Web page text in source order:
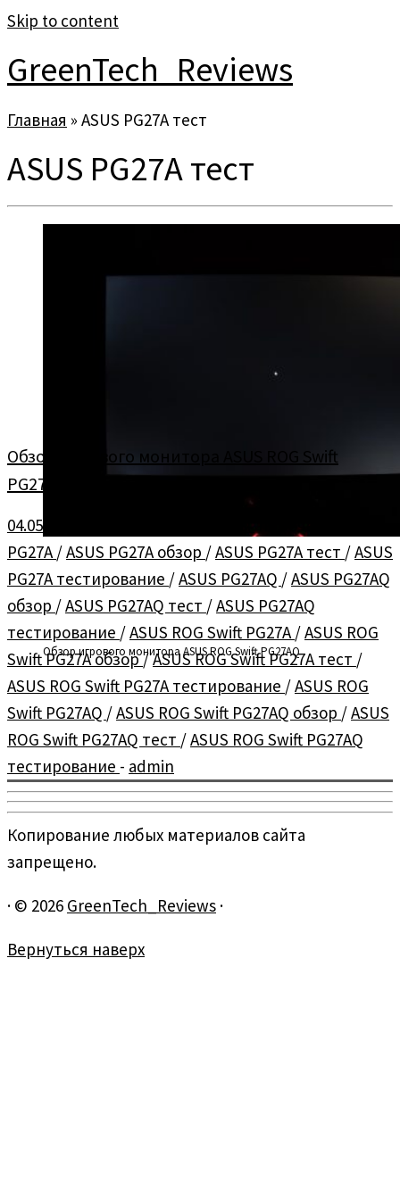
Skip to content
GreenTech_Reviews
Главная » ASUS PG27A тест
ASUS PG27A тест
Обзор игрового монитора ASUS ROG Swift PG27AQ
Обзор игрового монитора ASUS ROG Swift
PG27AQ
04.05.2016
PG27A/ASUS PG27A обзор /ASUS PG27A тест /ASUS
PG27A тестирование /ASUS PG27AQ /ASUS PG27AQ
обзор /ASUS PG27AQ тест /ASUS PG27AQ
тестирование /ASUS ROG Swift PG27A/ASUS ROG
Swift PG27A обзор/ASUS ROG Swift PG27A тест /
ASUS ROG Swift PG27A тестирование /ASUS ROG
Swift PG27AQ /ASUS ROG Swift PG27AQ обзор /ASUS
ROG Swift PG27AQ тест /ASUS ROG Swift PG27AQ
тестирование - admin
Копирование любых материалов сайта
запрещено.
· © 2026 GreenTech_Reviews ·
Вернуться наверх